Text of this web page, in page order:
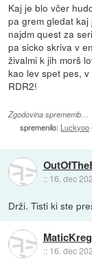
Kaj je blo včer
pa grem gledat
najdm quest za
pa sicko skriva v
živalmi k jih morš
kao lev spet pes,
RDR2!
Zgodovina sprememb…
spremenilo: Luckyoo
:: 16. dec
Drži. Tisti ki ste
:: 16. dec